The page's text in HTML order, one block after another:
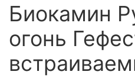
Биокамин
огонь